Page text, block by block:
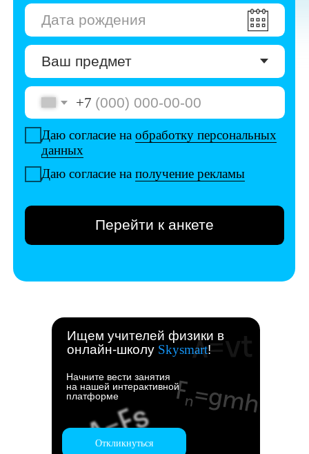
Даю согласие наобработку персональных
Даю согласие наполучение рекламы
Перейти к анкете
Ищем учителей физики в
онлайн-школу Skysmart!
Начните вести занятия
на нашей интерактивной
платформе
Откликнуться